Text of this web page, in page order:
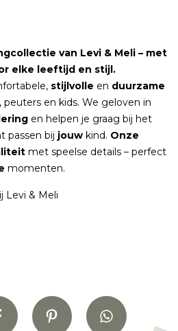
van Levi & Meli – met
elke leeftijd en stijl.
stijlvolle en duurzame
peuters en kids. We geloven in
en helpen je graag bij het
passen bij jouw kind. Onze
met speelse details – perfect
momenten.
Levi & Meli